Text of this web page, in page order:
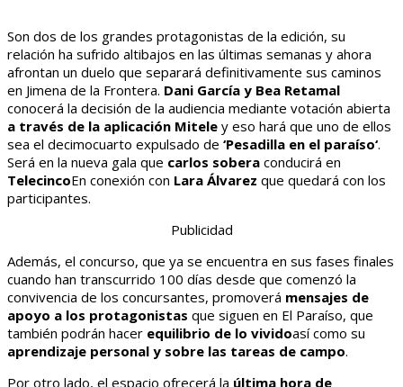
Son dos de los grandes protagonistas de la edición, su
relación ha sufrido altibajos en las últimas semanas y ahora
afrontan un duelo que separará definitivamente sus caminos
en Jimena de la Frontera. Dani García y Bea Retamal
conocerá la decisión de la audiencia mediante votación abierta
a través de la aplicación Mitele y eso hará que uno de ellos
sea el decimocuarto expulsado de ‘Pesadilla en el paraíso‘.
Será en la nueva gala que carlos sobera conducirá en
TelecincoEn conexión con Lara Álvarez que quedará con los
participantes.
Publicidad
Además, el concurso, que ya se encuentra en sus fases finales
cuando han transcurrido 100 días desde que comenzó la
convivencia de los concursantes, promoverá mensajes de
apoyo a los protagonistas que siguen en El Paraíso, que
también podrán hacer equilibrio de lo vividoasí como su
aprendizaje personal y sobre las tareas de campo.
Por otro lado, el espacio ofrecerá la última hora de